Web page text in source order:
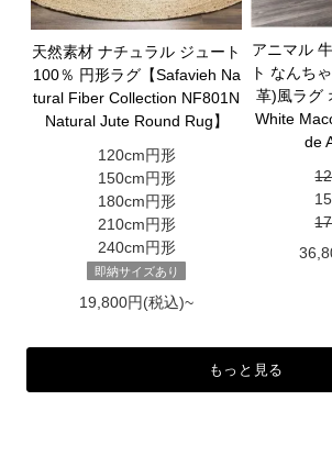
天然素材 ナチュラル ジュート
100％ 円形ラグ【Safavieh Na
tural Fiber Collection NF801N
Natural Jute Round Rug】
120cm円形
150cm円形
180cm円形
210cm円形
240cm円形
即納サイズあり
19,800円(税込)~
アニマル
ト なんち
革)風ラグ
White
de
もっと見る